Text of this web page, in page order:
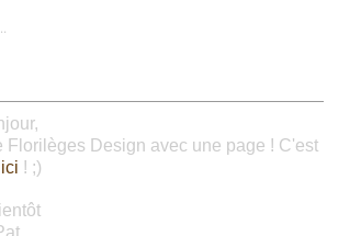
Design avec une page ! C'est
ici ! ;)